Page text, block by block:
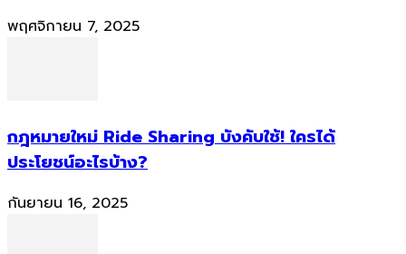
พฤศจิกายน 7, 2025
กฎหมายใหม่ Ride Sharing บังคับใช้! ใครได้
ประโยชน์อะไรบ้าง?
กันยายน 16, 2025